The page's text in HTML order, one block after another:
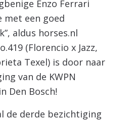
Enzo Ferrari
met een goed
aldus horses.nl
(Florencio x Jazz,
Texel) is door naar
van de KWPN
Den Bosch!
de derde bezichtiging